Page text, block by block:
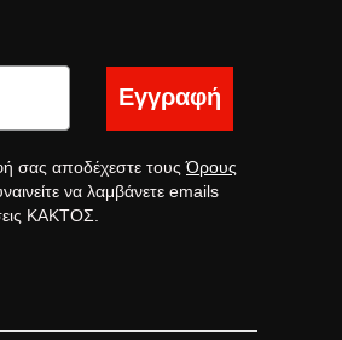
Εγγραφή
σας αποδέχεστε τουςΌρους
να λαμβάνετε emails
ΚΑΚΤΟΣ.